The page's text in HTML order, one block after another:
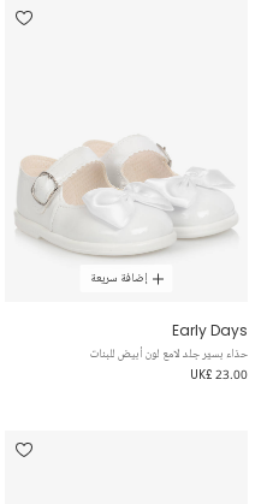
إضافة سريعة
Early Days
حذاء بسيّر جلد لامع لون أبيض للبنات
UK£ 23.00